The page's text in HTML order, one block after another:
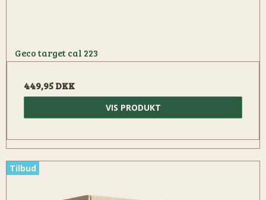
Geco target cal 223
449,95 DKK
VIS PRODUKT
Tilbud